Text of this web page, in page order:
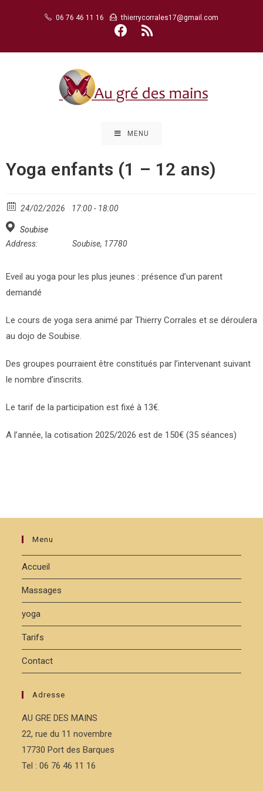
06 76 46 11 16 thierrycorrales17@gmail.com
MENU
Yoga enfants (1 – 12 ans)
24/02/2026 17:00 - 18:00
Soubise
Address:
Soubise, 17780
Eveil au yoga pour les plus jeunes : présence d’un parent
demandé
Le cours de yoga sera animé par Thierry Corrales et se déroulera
au dojo de Soubise.
Des groupes pourraient être constitués par l’intervenant suivant
le nombre d’inscrits.
Le tarif de la participation est fixé à 13€.
A l’année, la cotisation 2025/2026 est de 150€ (35 séances)
Menu
Accueil
Massages
yoga
Tarifs
Contact
Adresse
AU GRE DES MAINS
22, rue du 11 novembre
17730 Port des Barques
Tel : 06 76 46 11 16